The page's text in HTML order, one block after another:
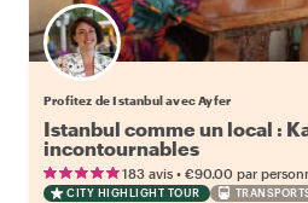
Profitez de Istanbul avec Ayfer
Istanbul comme un local :
incontournables
183 avis • €90.00 par
CITY HIGHLIGHT TOUR